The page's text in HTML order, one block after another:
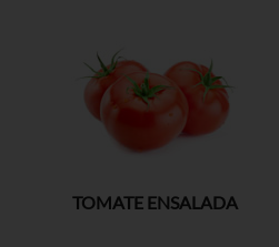
TOMATE ENSALADA